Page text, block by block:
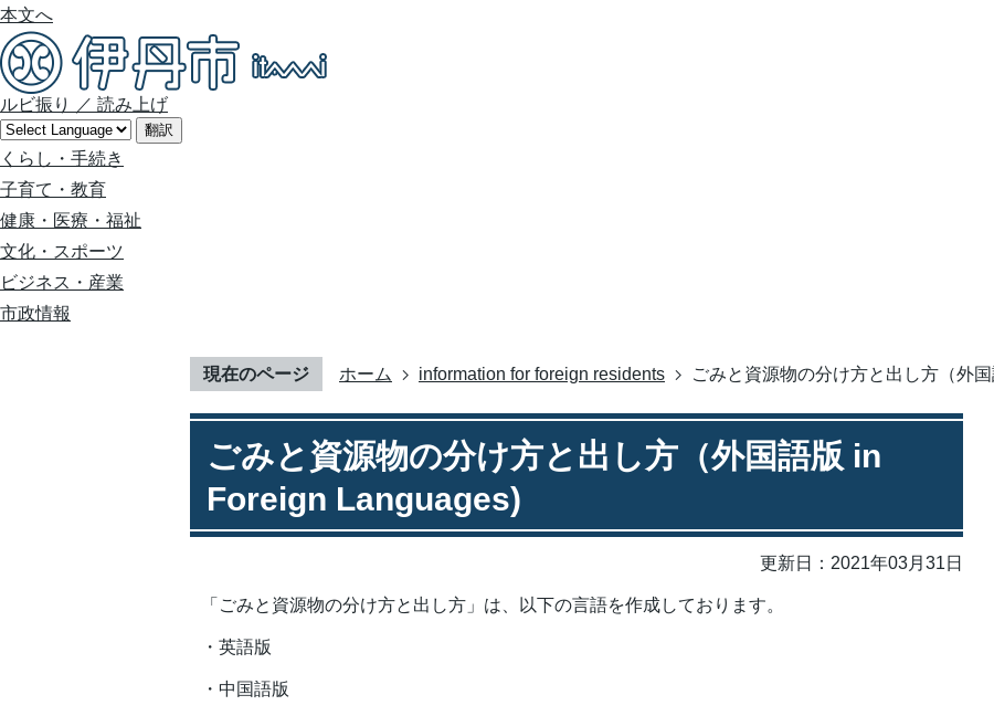
本文へ
ルビ振り ／ 読み上げ
翻訳
くらし・手続き
子育て・教育
健康・医療・福祉
文化・スポーツ
ビジネス・産業
市政情報
現在のページ ホーム information for foreign residents ごみと資源物の分け方と出し方（外
ごみと資源物の分け方と出し方（外国語版 in
Foreign Languages)
更新日：2021年03月31日
「ごみと資源物の分け方と出し方」は、以下の言語を作成しております。
・英語版
・中国語版